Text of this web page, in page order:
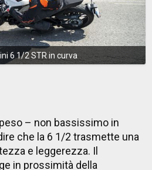
6 1/2 STR in curva
– non bassissimo in
che la 6 1/2 trasmette una
e leggerezza. Il
in prossimità della